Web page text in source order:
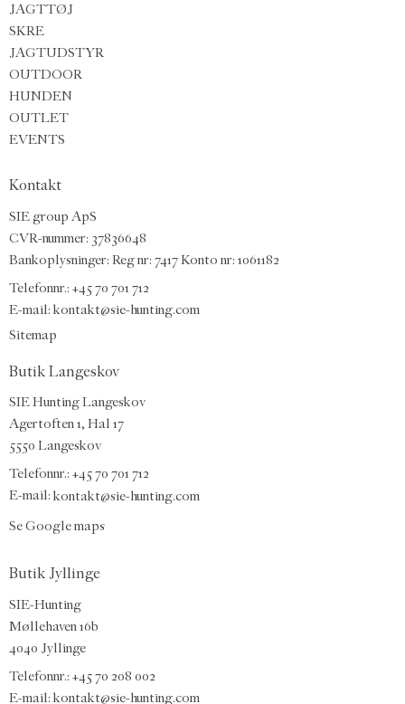
JAGTTØJ
SKRE
JAGTUDSTYR
OUTDOOR
HUNDEN
OUTLET
EVENTS
Kontakt
SIE group ApS
CVR-nummer: 37836648
Bankoplysninger: Reg nr: 7417 Konto nr: 1061182
Telefonnr.: +45 70 701 712
E-mail: kontakt@sie-hunting.com
Sitemap
Butik Langeskov
SIE Hunting Langeskov
Agertoften 1, Hal 17
5550 Langeskov
Telefonnr.: +45 70 701 712
E-mail: kontakt@sie-hunting.com
Se Google maps
Butik Jyllinge
SIE-Hunting
Møllehaven 16b
4040 Jyllinge
Telefonnr.: +45 70 208 002
E-mail: kontakt@sie-hunting.com